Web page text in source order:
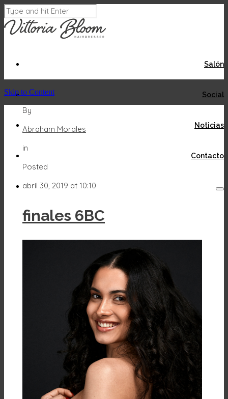
Salón
Social
Noticias
Contacto
Skip to Content
By
Abraham Morales
in
Posted
abril 30, 2019 at 10:10
finales 6BC